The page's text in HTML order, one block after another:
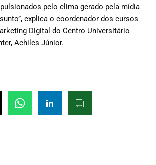
pelo clima gerado pela mídia
explica o coordenador dos cursos
Digital do Centro Universitário
Achiles Júnior.